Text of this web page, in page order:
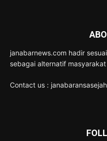
janabarnews.com hadir
sebagai alternatif
Contact us :